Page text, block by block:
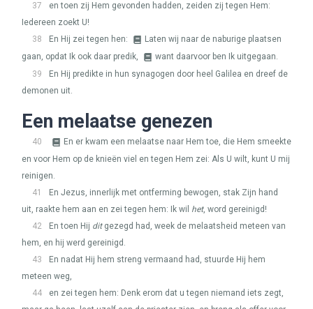
37
en toen zij Hem gevonden hadden, zeiden zij tegen Hem:
Iedereen zoekt U!
38
En Hij zei tegen hen:
Laten wij naar de naburige plaatsen
gaan, opdat Ik ook daar predik,
want daarvoor ben Ik uitgegaan.
39
En Hij predikte in hun synagogen door heel Galilea en dreef de
demonen uit.
Een melaatse genezen
40
En er kwam een melaatse naar Hem toe, die Hem smeekte
en voor Hem op de knieën viel en tegen Hem zei: Als U wilt, kunt U mij
reinigen.
41
En Jezus, innerlijk met ontferming bewogen, stak Zijn hand
uit, raakte hem aan en zei tegen hem: Ik wil het, word gereinigd!
42
En toen Hij ditgezegd had, week de melaatsheid meteen van
hem, en hij werd gereinigd.
43
En nadat Hij hem streng vermaand had, stuurde Hij hem
meteen weg,
44
en zei tegen hem: Denk erom dat u tegen niemand iets zegt,